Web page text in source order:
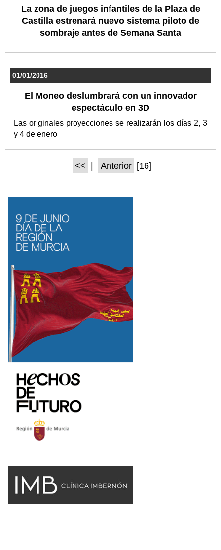
La zona de juegos infantiles de la Plaza de
Castilla estrenará nuevo sistema piloto de
sombraje antes de Semana Santa
01/01/2016
El Moneo deslumbrará con un innovador
espectáculo en 3D
Las originales proyecciones se realizarán los días 2, 3
y 4 de enero
<< | Anterior [16]